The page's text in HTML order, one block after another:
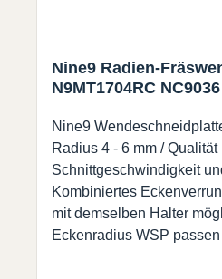
Nine9 Radien-
N9MT1704RC NC9036
Nine9
Radius 4 - 6 mm /
Schnittgeschwindigkeit
Kombiniertes
mit demselben Halter
Eckenradius WSP